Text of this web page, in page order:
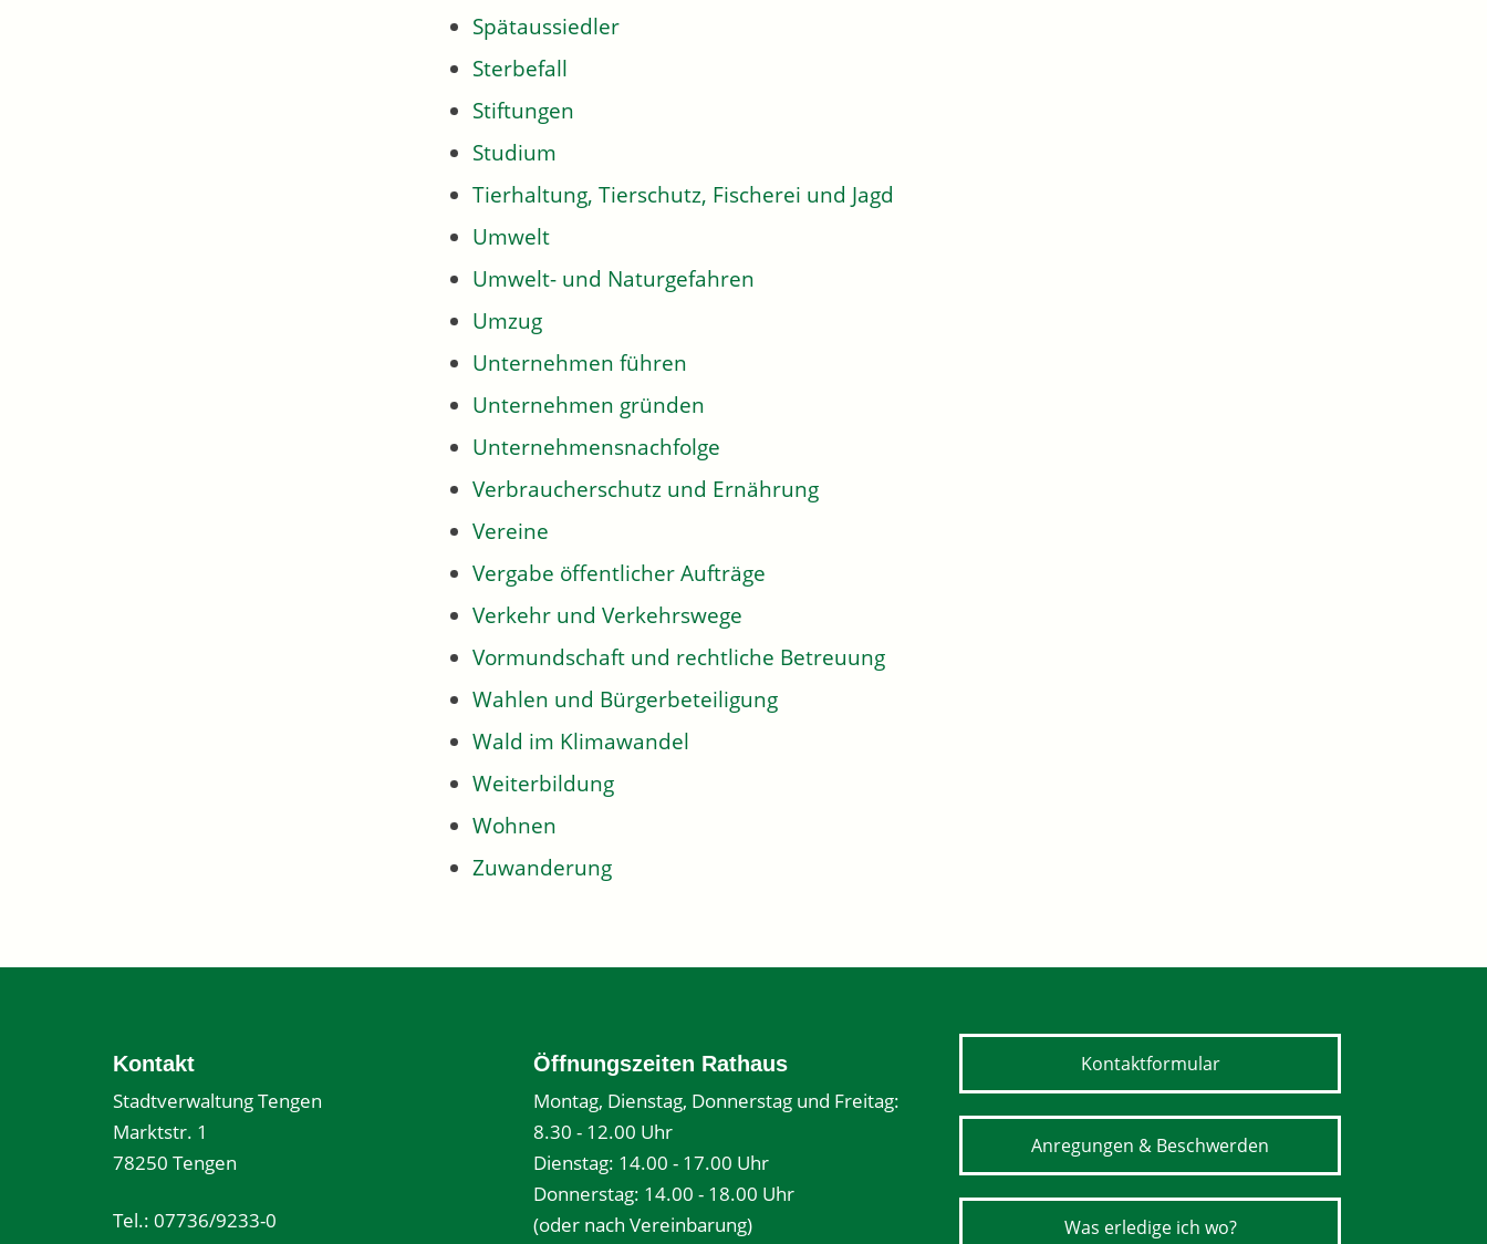
Spätaussiedler
Sterbefall
Stiftungen
Studium
Tierhaltung, Tierschutz, Fischerei und Jagd
Umwelt
Umwelt- und Naturgefahren
Umzug
Unternehmen führen
Unternehmen gründen
Unternehmensnachfolge
Verbraucherschutz und Ernährung
Vereine
Vergabe öffentlicher Aufträge
Verkehr und Verkehrswege
Vormundschaft und rechtliche Betreuung
Wahlen und Bürgerbeteiligung
Wald im Klimawandel
Weiterbildung
Wohnen
Zuwanderung
Kontakt
Stadtverwaltung Tengen
Marktstr. 1
78250 Tengen
Tel.: 07736/9233-0
Öffnungszeiten Rathaus
Montag, Dienstag, Donnerstag und Freitag:
8.30 - 12.00 Uhr
Dienstag: 14.00 - 17.00 Uhr
Donnerstag: 14.00 - 18.00 Uhr
(oder nach Vereinbarung)
Kontaktformular
Anregungen & Beschwerden
Was erledige ich wo?